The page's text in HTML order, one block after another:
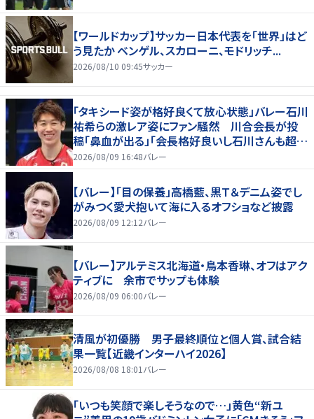
【ワールドカップ】サッカー日本代表を「世界」はど
う見たか ベンゲル、スカローニ、モドリッチ...
2026/08/10 09:45サッカー
「タキシード姿が格好良くて放心状態」バレー石川
祐希らの激レア姿にファン騒然 川合会長が投
稿「鼻血が出る」「会長格好良いし石川さんも超格
好いい」
2026/08/09 16:48バレー
【バレー】「目の保養」高橋藍、黒Ｔ＆デニム姿でし
がみつく愛犬抱いて海に入るオフショなど披露
2026/08/09 12:12バレー
【バレー】アルテミス北海道・鳥本香琳、オフはアク
ティブに 余市でサップも体験
2026/08/09 06:00バレー
清風が初優勝 男子最終順位と個人賞、試合結
果一覧【近畿インターハイ2026】
2026/08/08 18:01 バレー
「いつも笑顔で楽しそうなので…」黄色“新ユ